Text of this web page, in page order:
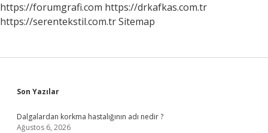
https://forumgrafi.com https://drkafkas.com.tr
https://serentekstil.com.trSitemap
Sidebar
Son Yazılar
Dalgalardan korkma hastalığının adı nedir ?
Ağustos 6, 2026